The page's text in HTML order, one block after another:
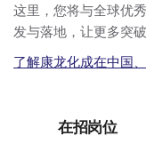
这里，您将与全球优
发与落地，让更多突
了解康龙化成在中国
在招岗位